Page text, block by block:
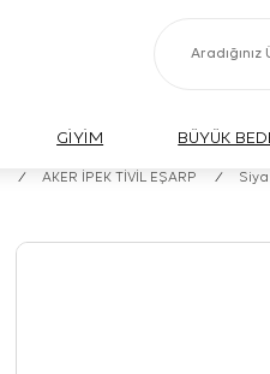
GİYİM BÜYÜK
/ AKER İPEK TİVİL EŞARP /